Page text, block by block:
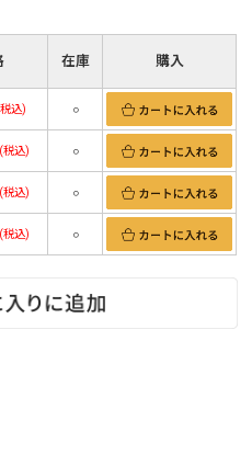
在庫 購入
込) ○
(税込) ○
(税込) ○
(税込) ○